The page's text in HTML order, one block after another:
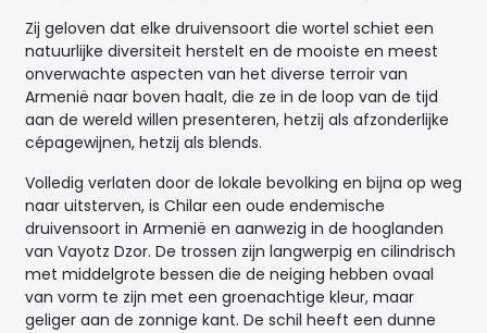
Zij geloven dat elke druivensoort die wortel schiet een
natuurlijke diversiteit herstelt en de mooiste en meest
onverwachte aspecten van het diverse terroir van
Armenië naar boven haalt, die ze in de loop van de tijd
aan de wereld willen presenteren, hetzij als afzonderlijke
cépagewijnen, hetzij als blends.
Volledig verlaten door de lokale bevolking en bijna op weg
naar uitsterven, is Chilar een oude endemische
druivensoort in Armenië en aanwezig in de hooglanden
van Vayotz Dzor. De trossen zijn langwerpig en cilindrisch
met middelgrote bessen die de neiging hebben ovaal
van vorm te zijn met een groenachtige kleur, maar
geliger aan de zonnige kant. De schil heeft een dunne